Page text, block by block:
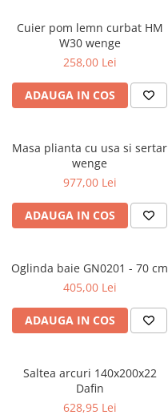
Cuier pom lemn curbat HM
W30 wenge
258,00 Lei
ADAUGA IN COS
Masa plianta cu usa si sertar
wenge
977,00 Lei
ADAUGA IN COS
Oglinda baie GN0201 - 70 cm
405,00 Lei
ADAUGA IN COS
Saltea arcuri 140x200x22
Dafin
628,95 Lei